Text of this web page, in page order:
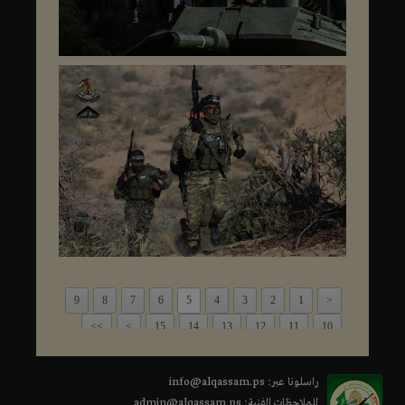
<
1
2
3
4
5
6
7
8
9
10
11
12
13
14
15
>
>>
راسلونا عبر: info@alqassam.ps